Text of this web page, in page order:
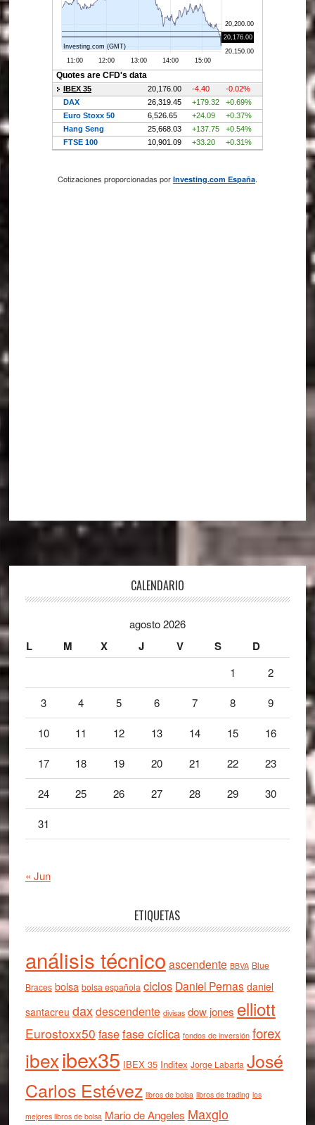
Cotizaciones proporcionadas por Investing.com España.
CALENDARIO
agosto 2026
L M X J V S D
1 2
3 4 5 6 7 8 9
10 11 12 13 14 15 16
17 18 19 20 21 22 23
24 25 26 27 28 29 30
31
« Jun
ETIQUETAS
análisis técnico ascendente BBVA Blue
Braces bolsa bolsa española ciclos Daniel Pernas daniel
santacreu daxdescendente divisas dow jones elliott
Eurostoxx50 fasefase cíclica fondos de inversión forex
ibexibex35 IBEX 35 Inditex Jorge Labarta José
Carlos Estévez libros de bolsa libros de trading los
mejores libros de bolsa Mario de Angeles Maxglo